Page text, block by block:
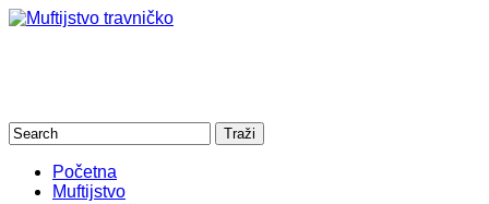
Početna
Muftijstvo